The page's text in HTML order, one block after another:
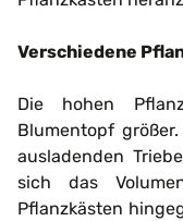
Verschiedene
Die hohen
Blumentopf
ausladenden
sich das
Pflanzkästen